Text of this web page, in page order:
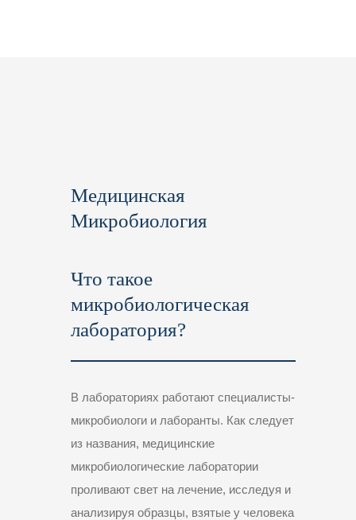
Медицинская
Микробиология
Что такое
микробиологическая
лаборатория?
В лабораториях работают специалисты-
микробиологи и лаборанты. Как следует
из названия, медицинские
микробиологические лаборатории
проливают свет на лечение, исследуя и
анализируя образцы, взятые у человека